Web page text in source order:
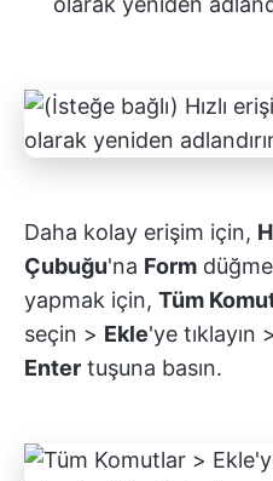
Daha kolay erişim için,
Çubuğu'na Form
yapmak için, Tüm
seçin > Ekle'ye
Enter tuşuna basın.